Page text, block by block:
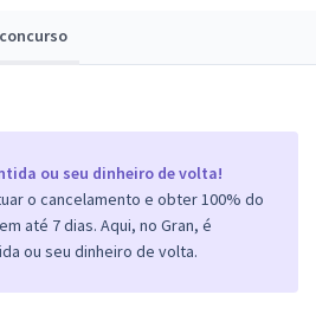
ou seu dinheiro de volta!
o cancelamento e obter 100% do
até 7 dias. Aqui, no Gran, é
ou seu dinheiro de volta.